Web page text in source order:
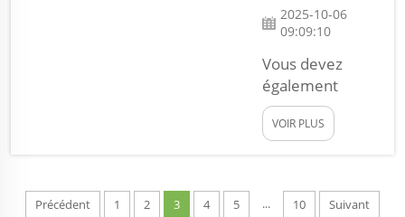
2025-10-06
09:09:10
Vous devez
également
envisager les
panneaux
pour passer un
VOIR PLUS
Précédent 1 2 3 4 5 ... 10 Suivant